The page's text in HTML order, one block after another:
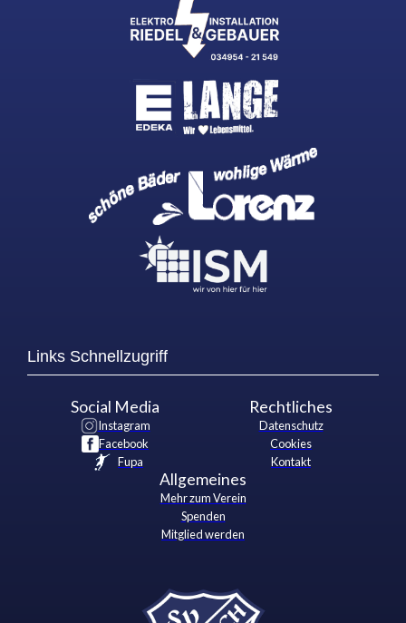
Links Schnellzugriff
Social Media
Instagram
Facebook
Fupa
Rechtliches
Datenschutz
Cookies
Kontakt
Allgemeines
Mehr zum Verein
Spenden
Mitglied werden